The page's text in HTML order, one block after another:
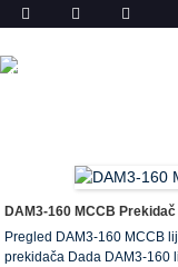
DOM
DAM3-160 MCCB
Pregled DAM3-160 MCCB
prekidača Dada DAM3-160